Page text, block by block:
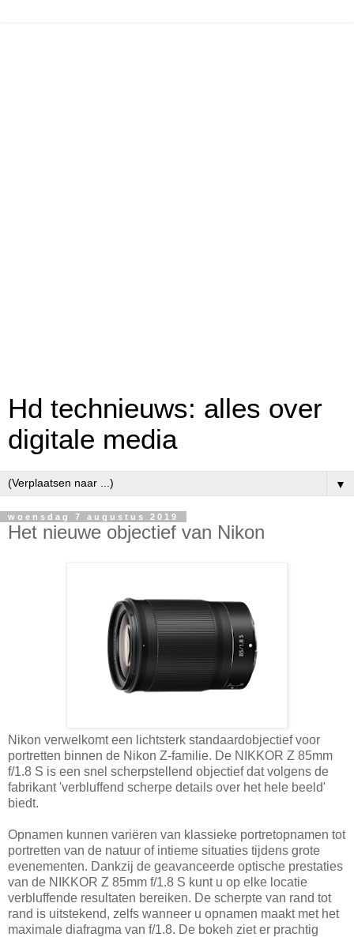
Hd technieuws: alles over
digitale media
▼
woensdag 7 augustus 2019
Het nieuwe objectief van Nikon
Nikon verwelkomt een lichtsterk standaardobjectief voor
portretten binnen de Nikon Z-familie. De NIKKOR Z 85mm
f/1.8 S is een snel scherpstellend objectief dat volgens de
fabrikant 'verbluffend scherpe details over het hele beeld'
biedt.
Opnamen kunnen variëren van klassieke portretopnamen tot
portretten van de natuur of intieme situaties tijdens grote
evenementen. Dankzij de geavanceerde optische prestaties
van de NIKKOR Z 85mm f/1.8 S kunt u op elke locatie
verbluffende resultaten bereiken. De scherpte van rand tot
rand is uitstekend, zelfs wanneer u opnamen maakt met het
maximale diafragma van f/1.8. De bokeh ziet er prachtig